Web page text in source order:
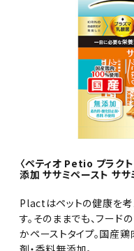
〈ペティオ Petio プラク
添加 ササミペースト ササ
Plactはペットの健康を考
す。そのままでも、フード
かペーストタイプ。国産